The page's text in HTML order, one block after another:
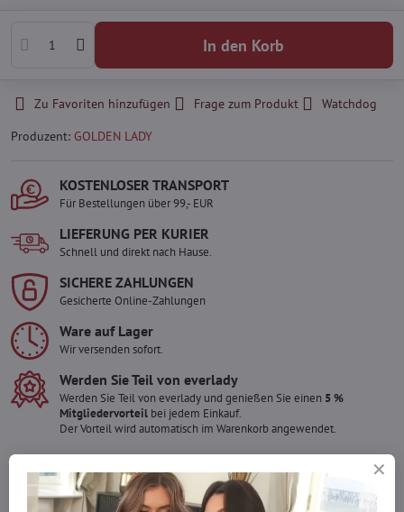
In den Korb
Zu Favoriten hinzufügen Frage zum Produkt
Watchdog
Produzent: GOLDEN LADY
KOSTENLOSER TRANSPORT
Für Bestellungen über 99,- EUR
LIEFERUNG PER KURIER
Schnell und direkt nach Hause.
SICHERE ZAHLUNGEN
Gesicherte Online-Zahlungen
Ware auf Lager
Wir versenden sofort.
Werden Sie Teil von everlady
Werden Sie Teil von everlady und genießen Sie einen 5 %
Mitgliedervorteil bei jedem Einkauf.
Der Vorteil wird automatisch im Warenkorb angewendet.
Möchten Sie mehr bestellen ?
Zögern Sie nicht, uns zu kontaktieren, wir füllen die Ware für Sie